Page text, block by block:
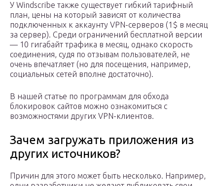
У Windscribe также существует гибкий тарифный
план, цены на который зависят от количества
подключенных к аккаунту VPN-серверов (1$ в месяц
за сервер). Среди ограничений бесплатной версии
— 10 гигабайт трафика в месяц, однако скорость
соединения, судя по отзывам пользователей, не
очень впечатляет (но для посещения, например,
социальных сетей вполне достаточно).
В нашей статье по программам для обхода
блокировок сайтов можно ознакомиться с
возможностями других VPN-клиентов.
Зачем загружать приложения из
других источников?
Причин для этого может быть несколько. Например,